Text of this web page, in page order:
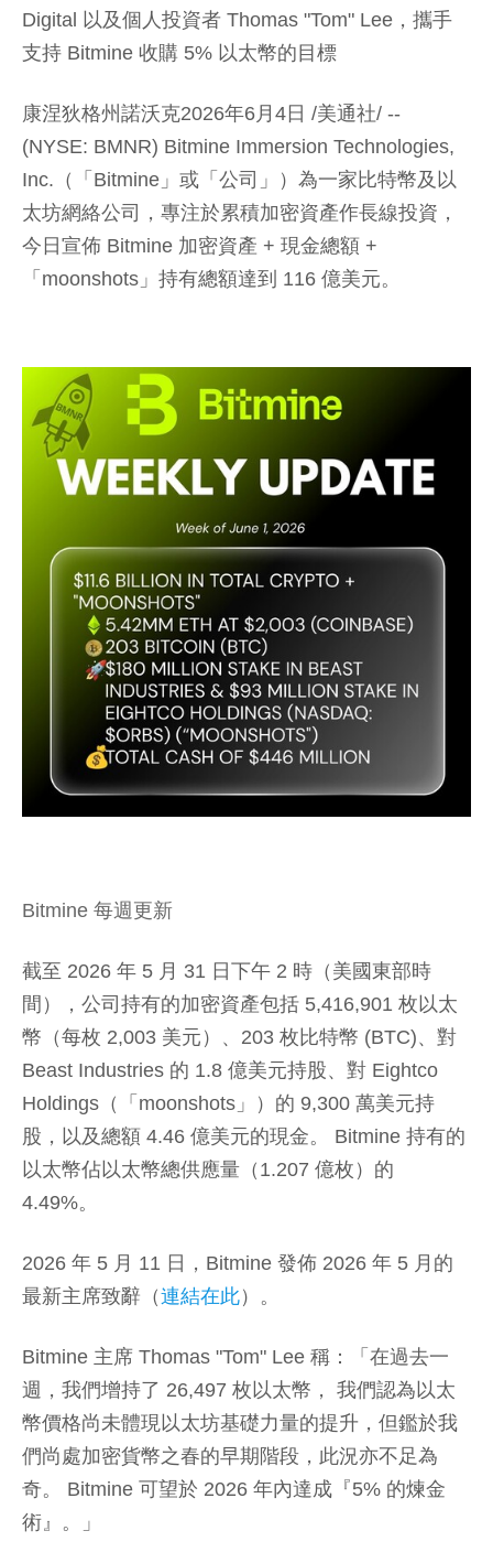
Digital 以及個人投資者 Thomas "Tom" Lee，攜手
支持 Bitmine 收購 5% 以太幣的目標
康涅狄格州諾沃克2026年6月4日 /美通社/ --
(NYSE: BMNR) Bitmine Immersion Technologies,
Inc.（「Bitmine」或「公司」）為一家比特幣及以
太坊網絡公司，專注於累積加密資產作長線投資，
今日宣佈 Bitmine 加密資產 + 現金總額 +
「moonshots」 持有總額達到 116 億美元。
Bitmine 每週更新
截至 2026 年 5 月 31 日下午 2 時（美國東部時
間），公司持有的加密資產包括 5,416,901 枚以太
幣（每枚 2,003 美元）、203 枚比特幣 (BTC)、對
Beast Industries 的 1.8 億美元持股、對 Eightco
Holdings（「moonshots」）的 9,300 萬美元持
股，以及總額 4.46 億美元的現金。 Bitmine 持有的
以太幣佔以太幣總供應量（1.207 億枚）的
4.49%。
2026 年 5 月 11 日，Bitmine 發佈 2026 年 5 月的
最新主席致辭（連結在此）。
Bitmine 主席 Thomas "Tom" Lee 稱：「在過去一
週，我們增持了 26,497 枚以太幣， 我們認為以太
幣價格尚未體現以太坊基礎力量的提升，但鑑於我
們尚處加密貨幣之春的早期階段，此況亦不足為
奇。 Bitmine 可望於 2026 年內達成『5% 的煉金
術』。」